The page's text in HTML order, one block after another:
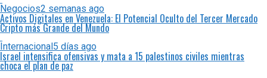
Negocios2 semanas ago
Activos Digitales en Venezuela: El Potencial Oculto del Tercer Mercado
Cripto más Grande del Mundo
Internacional5 días ago
Israel intensifica ofensivas y mata a 15 palestinos civiles mientras
choca el plan de paz